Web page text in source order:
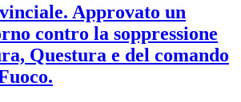
Approvato un
contro la soppressione
Questura e del comando